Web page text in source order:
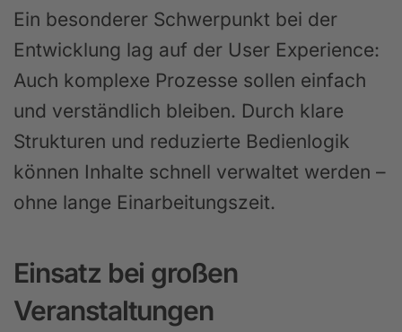
Ein besonderer Schwerpunkt bei der
Entwicklung lag auf der User Experience:
Auch komplexe Prozesse sollen einfach
und verständlich bleiben. Durch klare
Strukturen und reduzierte Bedienlogik
können Inhalte schnell verwaltet werden –
ohne lange Einarbeitungszeit.
Einsatz bei großen
Veranstaltungen